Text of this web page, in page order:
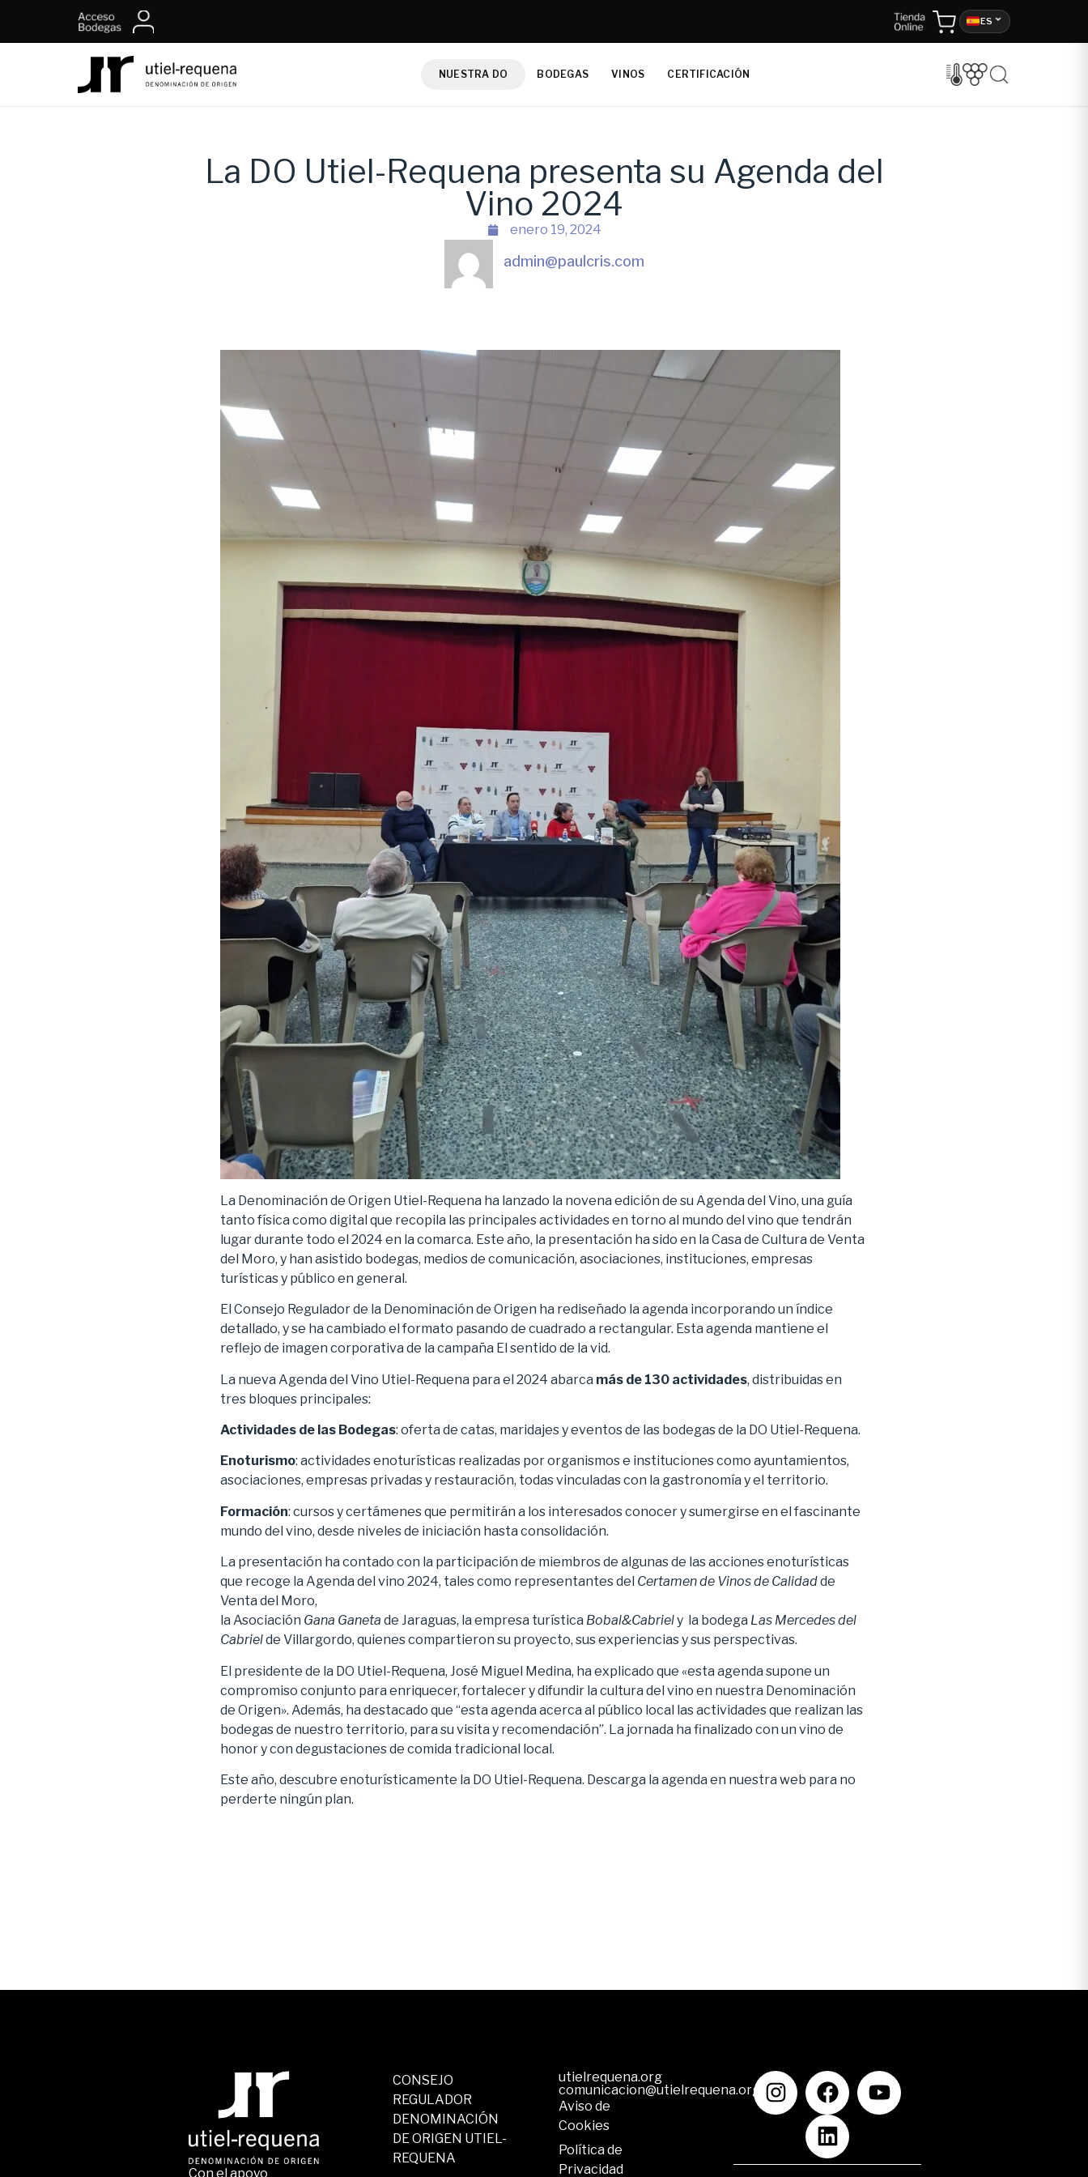
ES
NUESTRA DO BODEGAS VINOS CERTIFICACIÓN
La DO Utiel-Requena presenta su Agenda del
Vino 2024
enero 19, 2024
admin@paulcris.com
La Denominación de Origen Utiel-Requena ha lanzado la novena edición de su Agenda del Vino, una guía
tanto física como digital que recopila las principales actividades en torno al mundo del vino que tendrán
lugar durante todo el 2024 en la comarca. Este año, la presentación ha sido en la Casa de Cultura de Venta
del Moro, y han asistido bodegas, medios de comunicación, asociaciones, instituciones, empresas
turísticas y público en general.
El Consejo Regulador de la Denominación de Origen ha rediseñado la agenda incorporando un índice
detallado, y se ha cambiado el formato pasando de cuadrado a rectangular. Esta agenda mantiene el
reflejo de imagen corporativa de la campaña El sentido de la vid.
La nueva Agenda del Vino Utiel-Requena para el 2024 abarca más de 130 actividades, distribuidas en
tres bloques principales:
Actividades de las Bodegas: oferta de catas, maridajes y eventos de las bodegas de la DO Utiel-Requena.
Enoturismo: actividades enoturísticas realizadas por organismos e instituciones como ayuntamientos,
asociaciones, empresas privadas y restauración, todas vinculadas con la gastronomía y el territorio.
Formación: cursos y certámenes que permitirán a los interesados conocer y sumergirse en el fascinante
mundo del vino, desde niveles de iniciación hasta consolidación.
La presentación ha contado con la participación de miembros de algunas de las acciones enoturísticas
que recoge la Agenda del vino 2024, tales como representantes del Certamen de Vinos de Calidadde
Venta del Moro,
la Asociación Gana Ganeta de Jaraguas, la empresa turística Bobal&Cabriely la bodega Las Mercedes del
Cabrielde Villargordo, quienes compartieron su proyecto, sus experiencias y sus perspectivas.
El presidente de la DO Utiel-Requena, José Miguel Medina, ha explicado que «esta agenda supone un
compromiso conjunto para enriquecer, fortalecer y difundir la cultura del vino en nuestra Denominación
de Origen». Además, ha destacado que “esta agenda acerca al público local las actividades que realizan las
bodegas de nuestro territorio, para su visita y recomendación”. La jornada ha finalizado con un vino de
honor y con degustaciones de comida tradicional local.
Este año, descubre enoturísticamente la DO Utiel-Requena. Descarga la agenda en nuestra web para no
perderte ningún plan.
Con el apoyo
CONSEJO
REGULADOR
DENOMINACIÓN
DE ORIGEN UTIEL-
REQUENA
utielrequena.org
comunicacion@utielrequena.org
Aviso de
Cookies
Política de
Privacidad